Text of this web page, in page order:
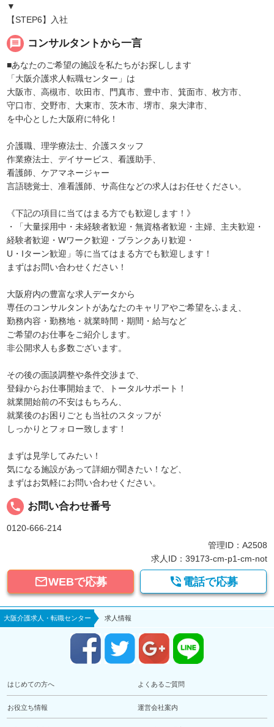
▼
【STEP6】入社
message コンサルタントから一言
■あなたのご希望の施設を私たちがお探しします
「大阪介護求人転職センター」は
大阪市、高槻市、吹田市、門真市、豊中市、箕面市、枚方市、
守口市、交野市、大東市、茨木市、堺市、泉大津市、
を中心とした大阪府に特化！
介護職、理学療法士、介護スタッフ
作業療法士、デイサービス、看護助手、
看護師、ケアマネージャー
言語聴覚士、准看護師、サ高住などの求人はお任せください。
《下記の項目に当てはまる方でも歓迎します！》
・「大量採用中・未経験者歓迎・無資格者歓迎・主婦、主夫歓迎・
経験者歓迎・Wワーク歓迎・ブランクあり歓迎・
U・Iターン歓迎」等に当てはまる方でも歓迎します！
まずはお問い合わせください！
大阪府内の豊富な求人データから
専任のコンサルタントがあなたのキャリアやご希望をふまえ、
勤務内容・勤務地・就業時間・期間・給与など
ご希望のお仕事をご紹介します。
非公開求人も多数ございます。
その後の面談調整や条件交渉まで、
登録からお仕事開始まで、トータルサポート！
就業開始前の不安はもちろん、
就業後のお困りごとも当社のスタッフが
しっかりとフォロー致します！
まずは見学してみたい！
気になる施設があって詳細が聞きたい！など、
まずはお気軽にお問い合わせください。
local_phone お問い合わせ番号
0120-666-214
管理ID：A2508
求人ID：39173-cm-p1-cm-not
WEBで応募  電話で応募
大阪介護求人・転職センター 求人情報
はじめての方へ よくあるご質問
お役立ち情報 運営会社案内